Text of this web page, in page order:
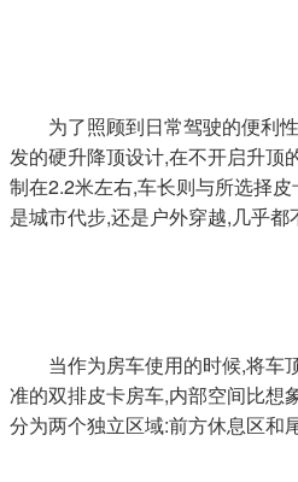
为了照顾到日常驾驶的便利
发的硬升降顶设计,在不开启升顶
制在2.2米左右,车长则与所选择
是城市代步,还是户外穿越,几乎都
当作为房车使用的时候,将车
准的双排皮卡房车,内部空间比想
分为两个独立区域:前方休息区和